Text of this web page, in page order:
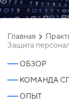
`
Главная
Защита
ОБЗОР
КОМАНДА
ОПЫТ